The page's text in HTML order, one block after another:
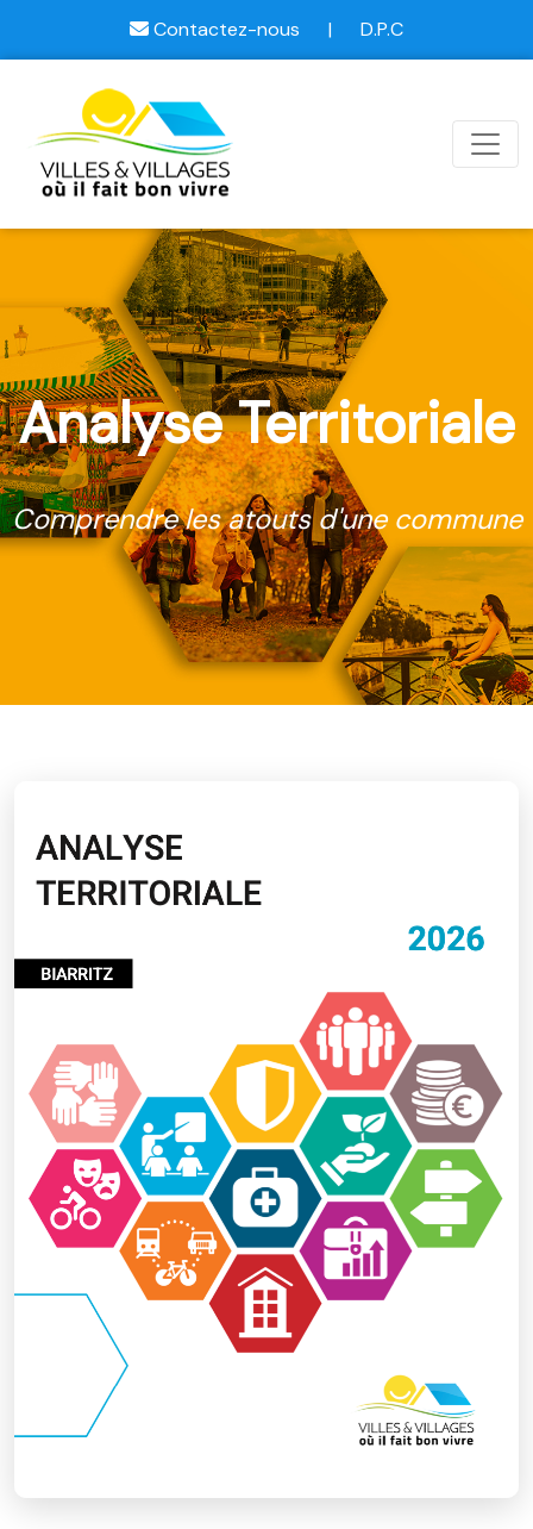
Contactez-nous | D.P.C
Analyse Territoriale
Comprendre les atouts d'une commune